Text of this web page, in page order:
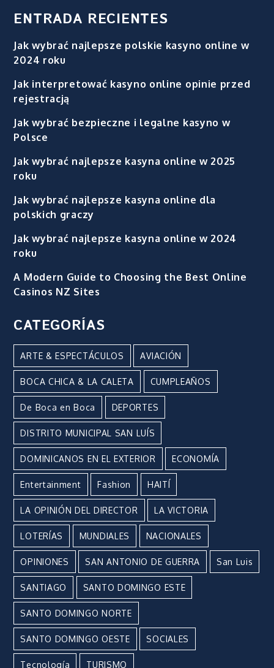
ENTRADA RECIENTES
Jak wybrać najlepsze polskie kasyno online w
2024 roku
Jak interpretować kasyno online opinie przed
rejestracją
Jak wybrać bezpieczne i legalne kasyno w
Polsce
Jak wybrać najlepsze kasyna online w 2025
roku
Jak wybrać najlepsze kasyna online dla
polskich graczy
Jak wybrać najlepsze kasyna online w 2024
roku
A Modern Guide to Choosing the Best Online
Casinos NZ Sites
CATEGORÍAS
ARTE & ESPECTÁCULOS AVIACIÓN
BOCA CHICA & LA CALETA CUMPLEAÑOS
De Boca en Boca DEPORTES
DISTRITO MUNICIPAL SAN LUÍS
DOMINICANOS EN EL EXTERIOR ECONOMÍA
Entertainment Fashion HAITÍ
LA OPINIÓN DEL DIRECTOR LA VICTORIA
LOTERÍAS MUNDIALES NACIONALES
OPINIONES SAN ANTONIO DE GUERRA San Luis
SANTIAGO SANTO DOMINGO ESTE
SANTO DOMINGO NORTE
SANTO DOMINGO OESTE SOCIALES
Tecnología TURISMO